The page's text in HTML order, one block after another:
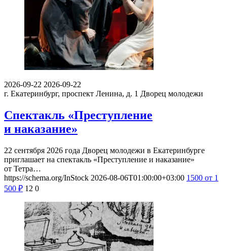
2026-09-22 2026-09-22
г. Екатеринбург, проспект Ленина, д. 1 Дворец молодежи
Спектакль «Преступление
и наказание»
22 сентября 2026 года Дворец молодежи в Екатеринбурге
приглашает на спектакль «Преступление и наказание»
от Тетра…
https://schema.org/InStock 2026-08-06T01:00:00+03:00 1500 от 1
500 ₽ 12 0